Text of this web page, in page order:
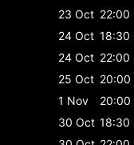
23 Oct 22:00
24 Oct 18:30
24 Oct 22:00
25 Oct 20:00
1 Nov
20:00
30 Oct 18:30